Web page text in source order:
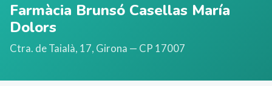
Farmàcia Brunsó Casellas María
Dolors
Ctra. de Taialà, 17, Girona — CP 17007